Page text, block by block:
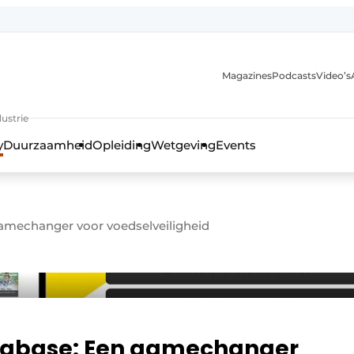
MagazinesPodcastsVideo’s
DuurzaamheidOpleidingWetgevingEvents
voor voedselveiligheid